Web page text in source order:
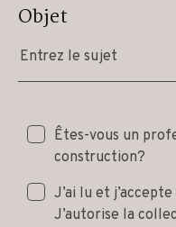
Objet
Entrez le sujet
Êtes-vous un
construction?
J’ai lu et j’accepte
J’autorise la